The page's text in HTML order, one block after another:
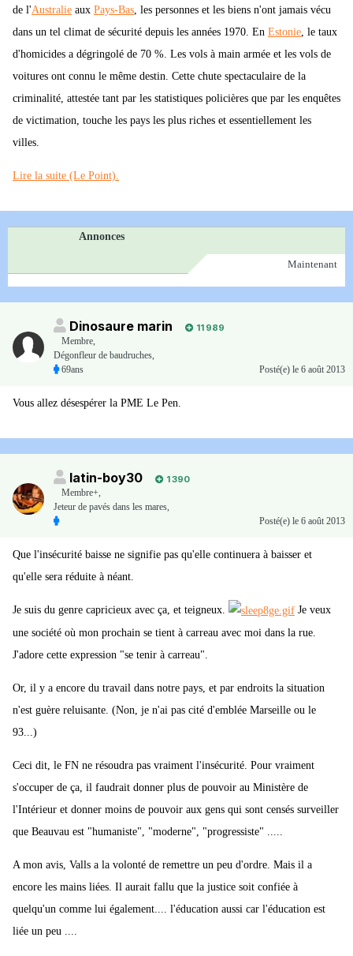
de l'Australie aux Pays-Bas, les personnes et les biens n'ont jamais vécu
dans un tel climat de sécurité depuis les années 1970. En Estonie, le taux
d'homicides a dégringolé de 70 %. Les vols à main armée et les vols de
voitures ont connu le même destin. Cette chute spectaculaire de la
criminalité, attestée tant par les statistiques policières que par les enquêtes
de victimation, touche les pays les plus riches et essentiellement les
villes.
Lire la suite (Le Point).
Annonces
Maintenant
Dinosaure marin
11 989
Membre,
Dégonfleur de baudruches,
69ans
Posté(e) le 6 août 2013
Vous allez désespérer la PME Le Pen.
latin-boy30
1 390
Membre+,
Jeteur de pavés dans les mares,
Posté(e) le 6 août 2013
Que l'insécurité baisse ne signifie pas qu'elle continuera à baisser et
qu'elle sera réduite à néant.
Je suis du genre capricieux avec ça, et teigneux.
Je veux
une société où mon prochain se tient à carreau avec moi dans la rue.
J'adore cette expression "se tenir à carreau".
Or, il y a encore du travail dans notre pays, et par endroits la situation
n'est guère reluisante. (Non, je n'ai pas cité d'emblée Marseille ou le
93...)
Ceci dit, le FN ne résoudra pas vraiment l'insécurité. Pour vraiment
s'occuper de ça, il faudrait donner plus de pouvoir au Ministère de
l'Intérieur et donner moins de pouvoir aux gens qui sont censés surveiller
que Beauvau est "humaniste", "moderne", "progressiste" .....
A mon avis, Valls a la volonté de remettre un peu d'ordre. Mais il a
encore les mains liées. Il aurait fallu que la justice soit confiée à
quelqu'un comme lui également.... l'éducation aussi car l'éducation est
liée un peu ....